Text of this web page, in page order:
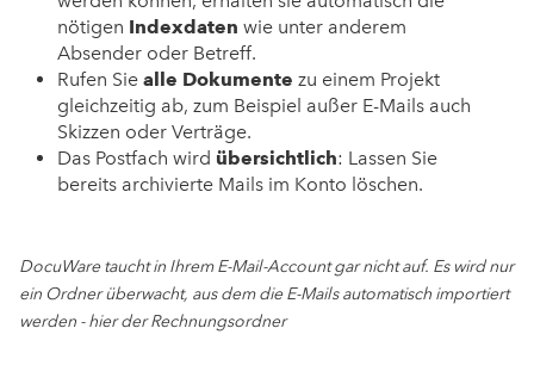
nötigen Indexdaten wie unter anderem
Absender oder Betreff.
Rufen Sie alle Dokumente zu einem Projekt
gleichzeitig ab, zum Beispiel außer E-Mails auch
Skizzen oder Verträge.
Das Postfach wird übersichtlich: Lassen Sie
bereits archivierte Mails im Konto löschen.
DocuWare taucht in Ihrem E-Mail-Account gar nicht auf. Es wird nur
ein Ordner überwacht, aus dem die E-Mails automatisch importiert
werden - hier der Rechnungsordner